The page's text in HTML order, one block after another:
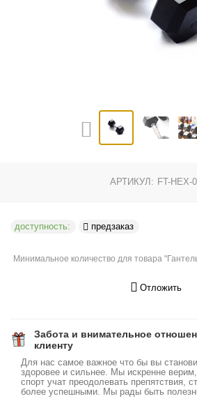
АРТИКУЛ: FT-HEX-
доступность: предзаказ
Минимальное количество для товара
Отложить
Забота и внимательное
клиенту
Для нас самое важное что бы вы
здоровее и сильнее. Мы искренне
спорт учат преодолевать препятствия,
более успешными. Мы рады быть